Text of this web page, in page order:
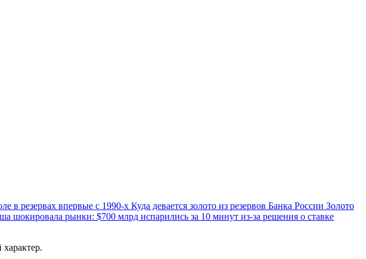
в резервах впервые с 1990-х Куда девается золото из резервов Банка России Золото
шокировала рынки: $700 млрд испарились за 10 минут из-за решения о ставке